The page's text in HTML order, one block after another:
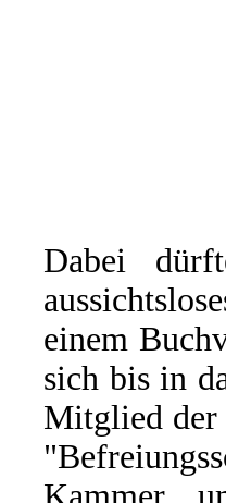
Dabei
einem
sich bis in
Mitglied der